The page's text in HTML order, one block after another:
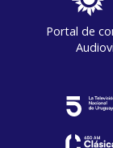
Portal de